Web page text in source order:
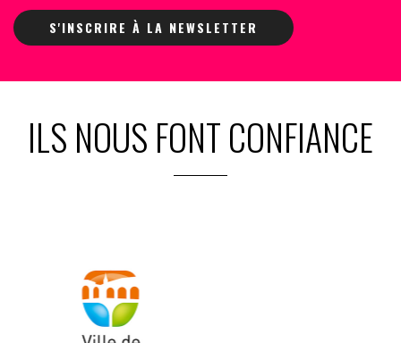
S'INSCRIRE À LA NEWSLETTER
ILS NOUS FONT CONFIANCE